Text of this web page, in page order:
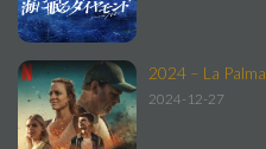
2024 – La Palma
2024-12-27